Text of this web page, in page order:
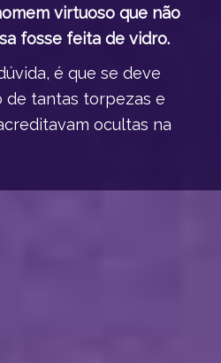
virtuoso que não
fosse feita de vidro.
é que se deve
de tantas torpezas e
ocultas na